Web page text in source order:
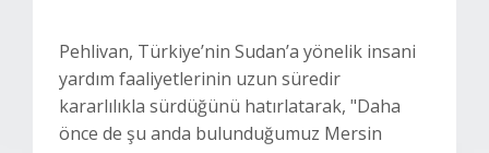
Pehlivan, Türkiye’nin Sudan’a yönelik insani
yardım faaliyetlerinin uzun süredir
kararlılıkla sürdüğünü hatırlatarak, "Daha
önce de şu anda bulunduğumuz Mersin